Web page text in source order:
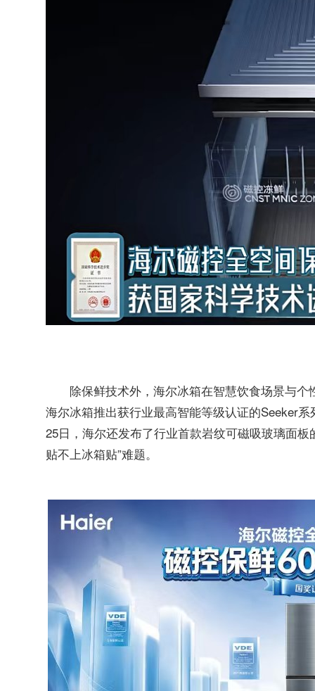
除保鲜技术外，海尔冰箱在智慧饮食场景与
海尔冰箱推出获行业最高智能等级认证的Seeker
25日，海尔还发布了行业首款岩纹可磁吸玻璃面
贴不上冰箱贴”难题。